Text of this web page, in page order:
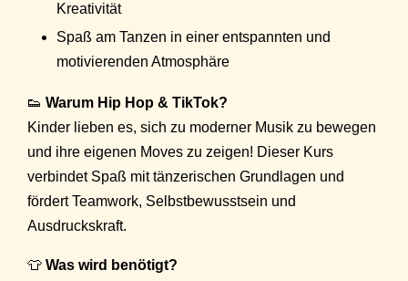
Kreativität
Spaß am Tanzen in einer entspannten und
motivierenden Atmosphäre
👟 Warum Hip Hop & TikTok?
Kinder lieben es, sich zu moderner Musik zu bewegen
und ihre eigenen Moves zu zeigen! Dieser Kurs
verbindet Spaß mit tänzerischen Grundlagen und
fördert Teamwork, Selbstbewusstsein und
Ausdruckskraft.
👕 Was wird benötigt?